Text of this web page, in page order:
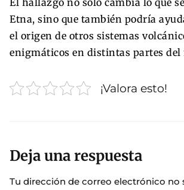
Etna, sino que también podría
el origen de otros sistemas
enigmáticos en distintas partes del
¡Valora esto!
Deja una respuesta
Tu dirección de correo electrónico no